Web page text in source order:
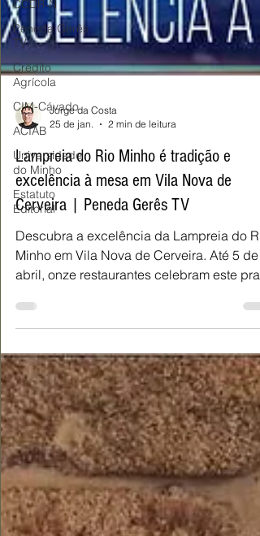
CCDR-N
Peneda Gerês
TV
Crédito
Agrícola
CIM-Cávado
ACIAB
Universidade
do Minho
Estatuto
Editorial
25 de jan.
2 min de leitura
Lampreia do Rio Minho é tradição e
excelência à mesa em Vila Nova de
Cerveira | Peneda Gerês TV
Descubra a excelência da Lampreia do
Minho em Vila Nova de Cerveira. Até 5 de
abril, onze restaurantes celebram este